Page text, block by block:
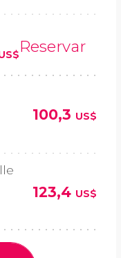
Reservar
100,3 US$
123,4 US$